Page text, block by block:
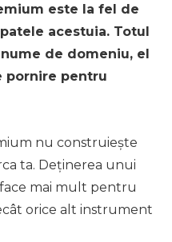
este la fel de
acestuia. Totul
de domeniu, el
pornire pentru
nu construiește
ta. Deținerea unui
mai mult pentru
orice alt instrument